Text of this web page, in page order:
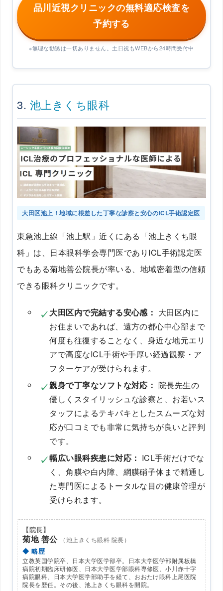
品川近視クリニックの無料適応検査を
予約する
※無理な勧誘は一切ありません。土日祝もWEBから24時間受付中
3. 池上きくち眼科
大田区池上！地域に根差した丁寧な診察と安心のICL手術認定医
東急池上線「池上駅」近くにある「池上きくち眼
科」は、日本眼科学会専門医でありICL手術認定医
でもある菊地善公院長が率いる、地域密着型の信頼
できる眼科クリニックです。
大田区内で完結する安心感： 大田区内に
お住まいであれば、遠方の都心中心部まで
何度も往復することなく、身近な地元エリ
アで高度なICL手術や手厚い経過観察・ア
フターケアが受けられます。
親身で丁寧なソフトな対応： 院長先生の
優しくスタイリッシュな診察と、お若いス
タッフによるテキパキとしたスムーズな対
応が口コミでも非常に気持ちが良いと評判
です。
幅広い眼科疾患に対応： ICL手術だけでな
く、角膜や白内障、網膜硝子体まで精通し
た専門医によるトータルな目の健康管理が
受けられます。
【院長】
菊地 善公 （池上きくち眼科 院長）
◆ 略歴
立教英国学院卒、日本大学医学部卒。日本大学医学部附属板橋
病院初期臨床研修医、日本大学医学部眼科専修医、小川赤十字
病院眼科、日本大学医学部助手を経て、おおたけ眼科上尾医院
院長を歴任。その後、池上きくち眼科を開院。